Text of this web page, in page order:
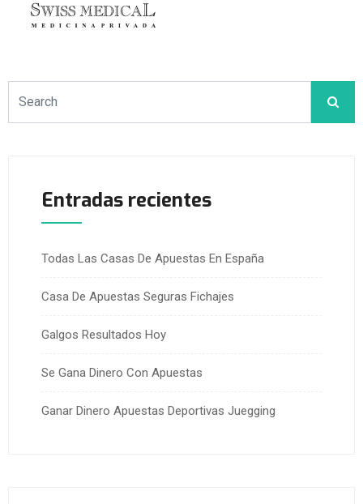
Entradas recientes
Todas Las Casas De Apuestas En España
Casa De Apuestas Seguras Fichajes
Galgos Resultados Hoy
Se Gana Dinero Con Apuestas
Ganar Dinero Apuestas Deportivas Juegging